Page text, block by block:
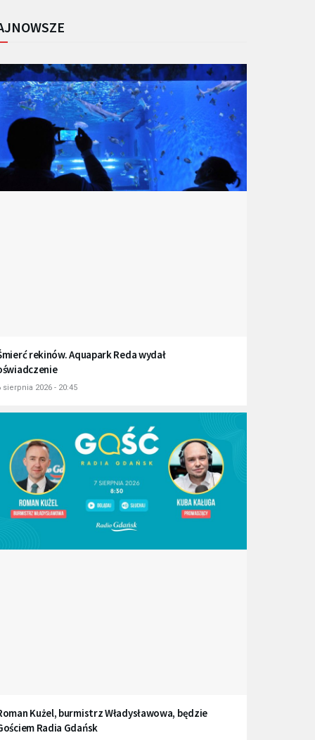
rekinów. Aquapark Reda wydał
sierpnia 2026 - 20:45
Kużel, burmistrz Władysławowa, będzie
Radia Gdańsk